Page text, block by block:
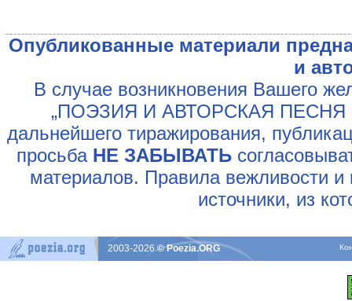
Опубликованные материали
и
В случае возникновения Вашего
„ПОЭЗИЯ И АВТОРСКАЯ ПЕСНЯ
дальнейшего тиражирования,
просьба НЕ ЗАБЫВАТЬ
материалов. Правила вежливости и
источники, из
2003-2026© Poezia.ORG